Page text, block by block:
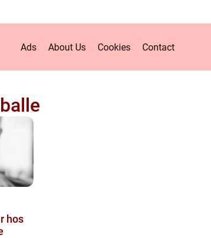
Ads About Us Cookies Contact
hos